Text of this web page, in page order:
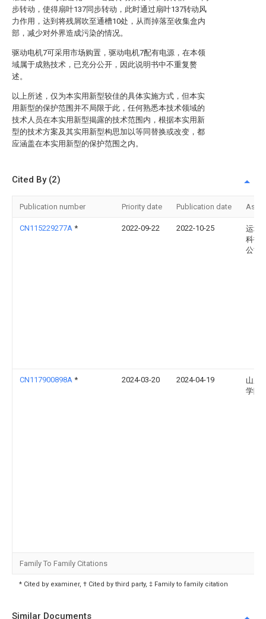
步转动，使得扇叶137同步转动，此时通过扇叶137转动风
力作用，达到将残屑吹至通槽10处，从而掉落至收集盒内
部，减少对外界造成污染的情况。
驱动电机7可采用市场购置，驱动电机7配有电源，在本领
域属于成熟技术，已充分公开，因此说明书中不重复赘
述。
以上所述，仅为本实用新型较佳的具体实施方式，但本实
用新型的保护范围并不局限于此，任何熟悉本技术领域的
技术人员在本实用新型揭露的技术范围内，根据本实用新
型的技术方案及其实用新型构思加以等同替换或改变，都
应涵盖在本实用新型的保护范围之内。
Cited By (2)
Publication number Priority date Publication date
CN115229277A * 2022-09-22 2022-10-25
运城
科技
公司
CN117900898A * 2024-03-20 2024-04-19
山东
学院
Family To Family Citations
* Cited by examiner, † Cited by third party, ‡ Family to family citation
Similar Documents